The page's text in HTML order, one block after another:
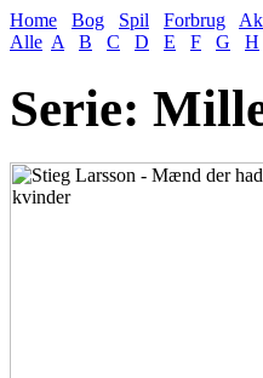
Home Bog Spil Forbrug
Alle A B C D E F G H
Serie: